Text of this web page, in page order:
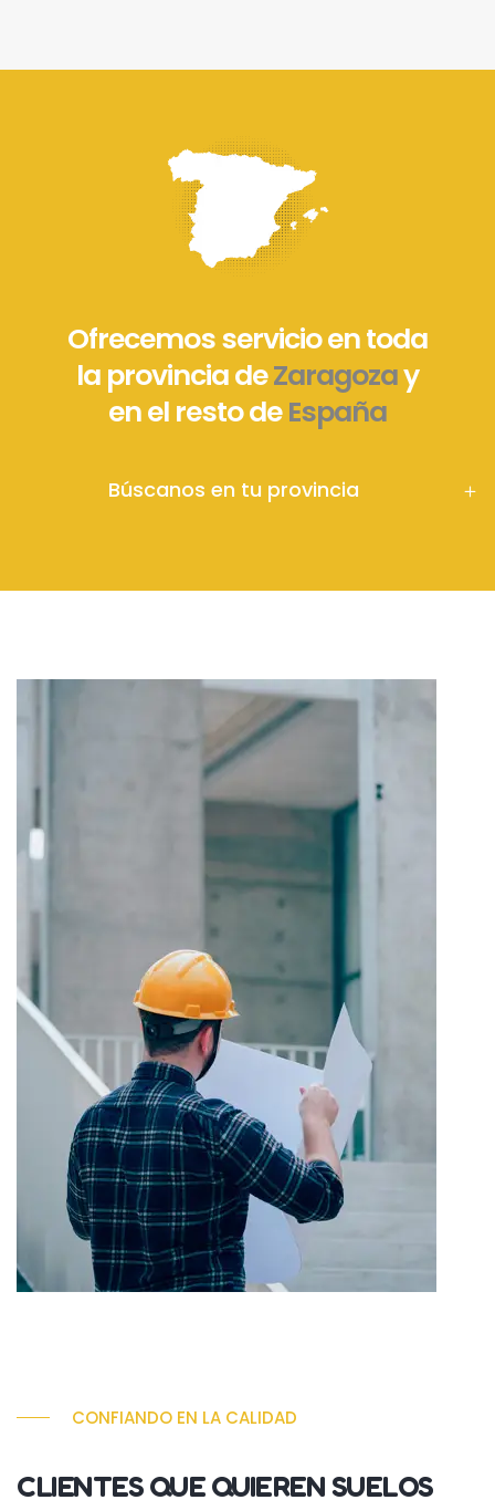
Ofrecemos servicio en toda
la provincia deZaragozay
en el resto deEspaña
Búscanos en tu provincia
CONFIANDO EN LA CALIDAD
CLIENTES QUE QUIEREN SUELOS